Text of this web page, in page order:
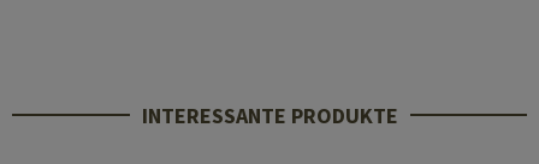
INTERESSANTE PRODUKTE